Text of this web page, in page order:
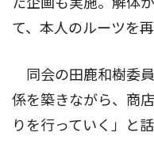
て、本人のルーツを
同会の田鹿和樹委
係を築きながら、商
りを行っていく」と話